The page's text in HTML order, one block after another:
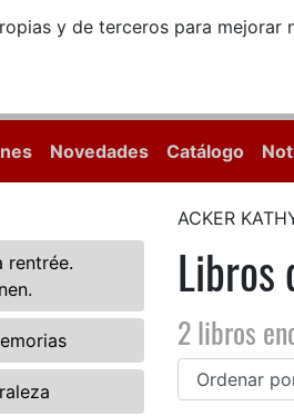
y de terceros para mejorar
Novedades Catálogo
rentrée.
ACKER
Libros
2 libros